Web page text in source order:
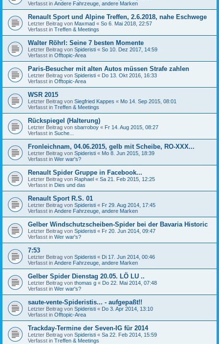
Verfasst in Andere Fahrzeuge, andere Marken
Renault Sport und Alpine Treffen, 2.6.2018, nahe Eschwege
Letzter Beitrag von Maxmad « So 6. Mai 2018, 22:57
Verfasst in Treffen & Meetings
Walter Röhrl: Seine 7 besten Momente
Letzter Beitrag von Spideristi « So 10. Dez 2017, 14:59
Verfasst in Offtopic-Area
Paris-Besucher mit alten Autos müssen Strafe zahlen
Letzter Beitrag von Spideristi « Do 13. Okt 2016, 16:33
Verfasst in Offtopic-Area
WSR 2015
Letzter Beitrag von Siegfried Kappes « Mo 14. Sep 2015, 08:01
Verfasst in Treffen & Meetings
Rückspiegel (Halterung)
Letzter Beitrag von sbarroboy « Fr 14. Aug 2015, 08:27
Verfasst in Suche...
Fronleichnam, 04.06.2015, gelb mit Scheibe, RO-XXX...
Letzter Beitrag von Spideristi « Mo 8. Jun 2015, 18:39
Verfasst in Wer war's?
Renault Spider Gruppe in Facebook...
Letzter Beitrag von Raphael « Sa 21. Feb 2015, 12:25
Verfasst in Dies und das
Renault Sport R.S. 01
Letzter Beitrag von Spideristi « Fr 29. Aug 2014, 17:45
Verfasst in Andere Fahrzeuge, andere Marken
Gelber Windschutzscheiben-Spider bei der Bavaria Historic
Letzter Beitrag von Spideristi « Fr 20. Jun 2014, 09:47
Verfasst in Wer war's?
7:53
Letzter Beitrag von Spideristi « Di 17. Jun 2014, 00:46
Verfasst in Andere Fahrzeuge, andere Marken
Gelber Spider Dienstag 20.05. LÖ LU ..
Letzter Beitrag von thomas g « Do 22. Mai 2014, 07:48
Verfasst in Wer war's?
saute-vente-Spideristis... - aufgepaßt!!
Letzter Beitrag von Spideristi « Do 3. Apr 2014, 13:10
Verfasst in Offtopic-Area
Trackday-Termine der Seven-IG für 2014
Letzter Beitrag von Spideristi « Sa 22. Feb 2014, 15:59
Verfasst in Treffen & Meetings